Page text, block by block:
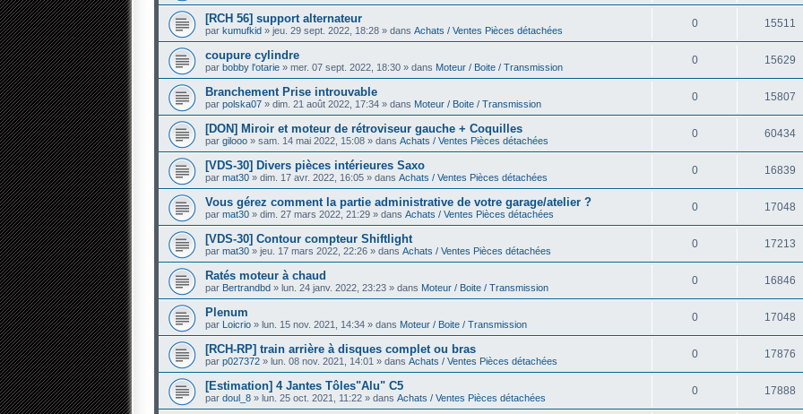
[RCH 56] support alternateur
par kumufkid » jeu. 29 sept. 2022, 18:28 » dans Achats / Ventes Pièces détachées
0 15511
coupure cylindre
par bobby l'otarie » mer. 07 sept. 2022, 18:30 » dans Moteur / Boite / Transmission
0 15629
Branchement Prise introuvable
par polska07 » dim. 21 août 2022, 17:34 » dans Moteur / Boite / Transmission
0 15807
[DON] Miroir et moteur de rétroviseur gauche + Coquilles
par gilooo » sam. 14 mai 2022, 15:08 » dans Achats / Ventes Pièces détachées
0 60434
[VDS-30] Divers pièces intérieures Saxo
par mat30 » dim. 17 avr. 2022, 16:05 » dans Achats / Ventes Pièces détachées
0 16839
Vous gérez comment la partie administrative de votre garage/atelier ?
par mat30 » dim. 27 mars 2022, 21:29 » dans Achats / Ventes Pièces détachées
0 17048
[VDS-30] Contour compteur Shiftlight
par mat30 » jeu. 17 mars 2022, 22:26 » dans Achats / Ventes Pièces détachées
0 17213
Ratés moteur à chaud
par Bertrandbd » lun. 24 janv. 2022, 23:23 » dans Moteur / Boite / Transmission
0 16846
Plenum
par Loicrio » lun. 15 nov. 2021, 14:34 » dans Moteur / Boite / Transmission
0 17048
[RCH-RP] train arrière à disques complet ou bras
par p027372 » lun. 08 nov. 2021, 14:01 » dans Achats / Ventes Pièces détachées
0 17876
[Estimation] 4 Jantes Tôles"Alu" C5
par doul_8 » lun. 25 oct. 2021, 11:22 » dans Achats / Ventes Pièces détachées
0 17888